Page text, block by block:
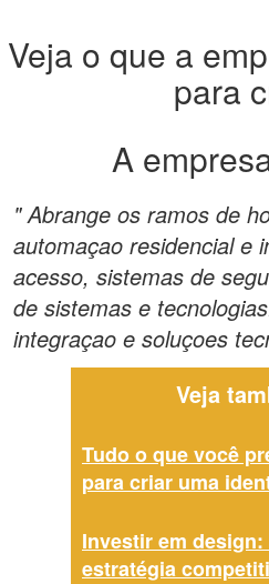
Veja o que a
para
A
" Abrange os ramos de
automaçao residencial e
acesso, sistemas de
de sistemas e
integraçao e soluçoes
Veja
Tudo o que você
para criar uma
Investir em
estratégia